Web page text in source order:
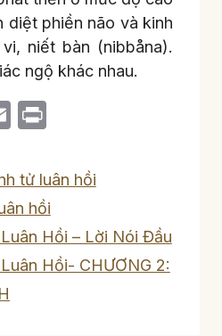
diệt phiền não và kinh
niết bàn (nibbåna).
ngộ khác nhau.
E
ail nt
tử luân hồi
hồi
Hồi – Lời Nói Đầu
Hồi- CHƯƠNG 2: